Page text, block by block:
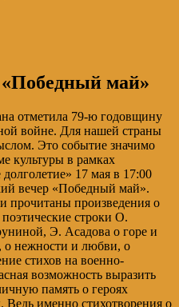
май»
отметила 79-ю годовщину
войне. Для нашей страны
Это событие значимо
культуры в рамках
17 мая в 17:00
вечер «Победный май».
прочитаны произведения о
строки О.
Э. Асадова о горе и
о нежности и любви, о
стихов на военно-
возможность выразить
память о героях
именно стихотворения о